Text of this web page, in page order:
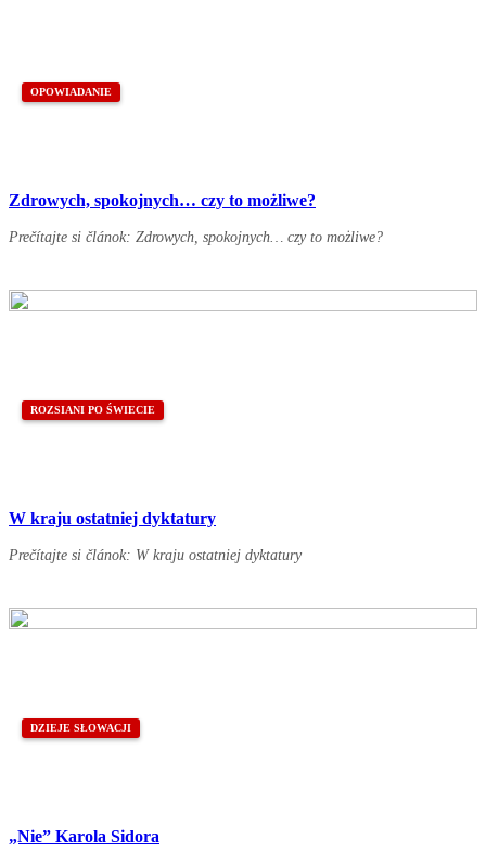
OPOWIADANIE
Zdrowych, spokojnych… czy to możliwe?
Prečítajte si článok: Zdrowych, spokojnych… czy to możliwe?
ROZSIANI PO ŚWIECIE
W kraju ostatniej dyktatury
Prečítajte si článok: W kraju ostatniej dyktatury
DZIEJE SŁOWACJI
„Nie” Karola Sidora